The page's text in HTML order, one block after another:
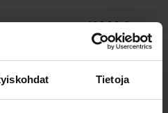
Tietoja
100,00 €
2,21 %